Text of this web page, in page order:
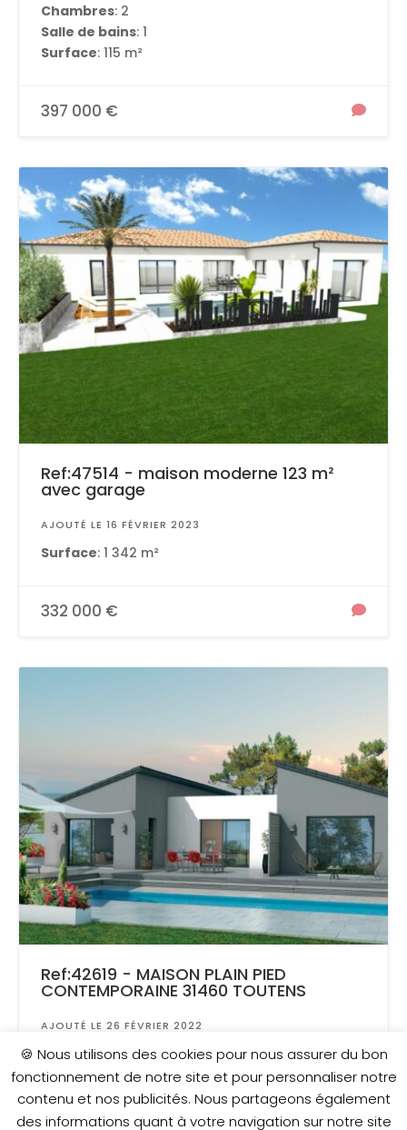
Chambres: 2
Salle de bains: 1
Surface: 115 m²
397 000 €
Ref:47514 - maison moderne 123 m²
avec garage
AJOUTÉ LE 16 FÉVRIER 2023
Surface: 1 342 m²
332 000 €
Ref:42619 - MAISON PLAIN PIED
CONTEMPORAINE 31460 TOUTENS
AJOUTÉ LE 26 FÉVRIER 2022
Surface: 2 600 m²
323 000 €
🍪 Nous utilisons des cookies pour nous assurer du bon
fonctionnement de notre site et pour personnaliser notre
contenu et nos publicités. Nous partageons également
des informations quant à votre navigation sur notre site